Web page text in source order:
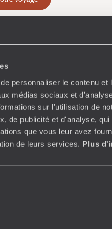
personnaliser le contenu et
médias sociaux et
sur l'utilisation de
de publicité et d'analyse,
que vous leur avez
de leurs services. Plus